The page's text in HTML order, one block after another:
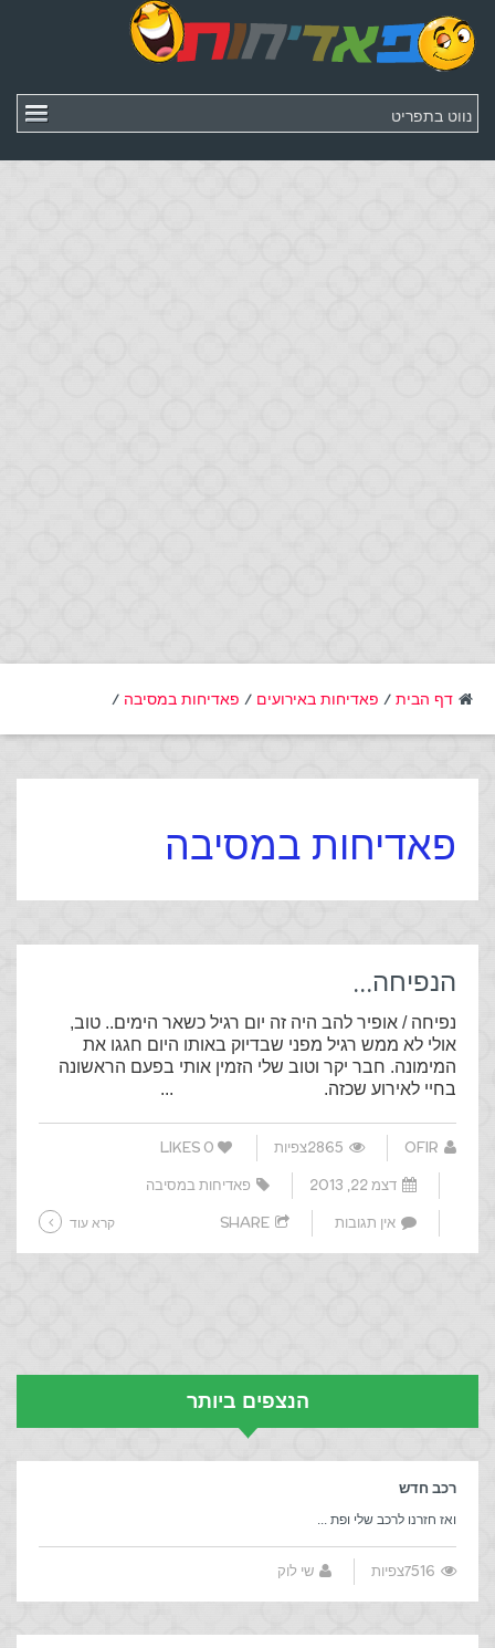
דף הבית/פאדיחות באירועים/פאדיחות במסיבה/
פאדיחות במסיבה
הנפיחה…
נפיחה / אופיר להב היה זה יום רגיל כשאר הימים.. טוב,
אולי לא ממש רגיל מפני שבדיוק באותו היום חגגו את
המימונה. חבר יקר וטוב שלי הזמין אותי בפעם הראשונה
בחיי לאירוע שכזה. ...
OFIR 2865צפיות 0
LIKES
דצמ 22, 2013
פאדיחות במסיבה
אין תגובות
SHARE קרא עוד
הנצפים ביותר
רכב חדש
ואז חזרנו לרכב שלי ופת ...
7516צפיות שי לוק